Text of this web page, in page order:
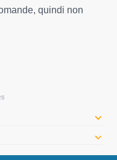
quindi non